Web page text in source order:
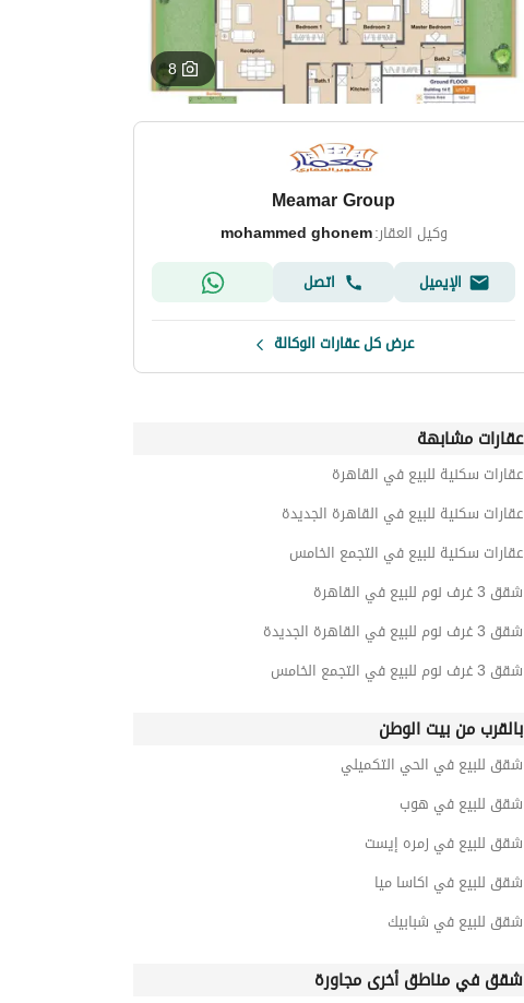
8
Meamar Group
وكيل العقار:mohammed ghonem
الإيميل
اتصل
عرض كل عقارات الوكالة
عقارات مشابهة
عقارات سكنية للبيع في القاهرة
عقارات سكنية للبيع في القاهرة الجديدة
عقارات سكنية للبيع في التجمع الخامس
شقق 3 غرف نوم للبيع في القاهرة
شقق 3 غرف نوم للبيع في القاهرة الجديدة
شقق 3 غرف نوم للبيع في التجمع الخامس
بالقرب من بيت الوطن
شقق للبيع في الحي التكميلي
شقق للبيع في هوب
شقق للبيع في زمره إيست
شقق للبيع في اكاسا ميا
شقق للبيع في شبابيك
شقق في مناطق أخرى مجاورة